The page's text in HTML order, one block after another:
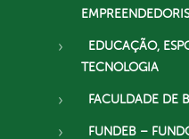
EDUCAÇÃO,
TECNOLOGIA
FACULDADE DE
FUNDEB –